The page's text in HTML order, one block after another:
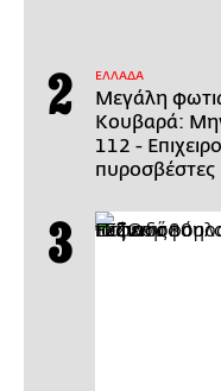
ΕΛΛΑΔΑ
Μεγάλη
Κουβαρά:
112 -
πυροσβέστες